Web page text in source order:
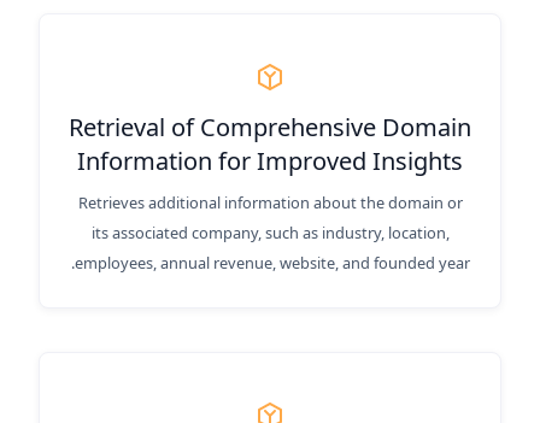
Retrieval of Comprehensive Domain
Information for Improved Insights
Retrieves additional information about the domain or
its associated company, such as industry, location,
employees, annual revenue, website, and founded year.